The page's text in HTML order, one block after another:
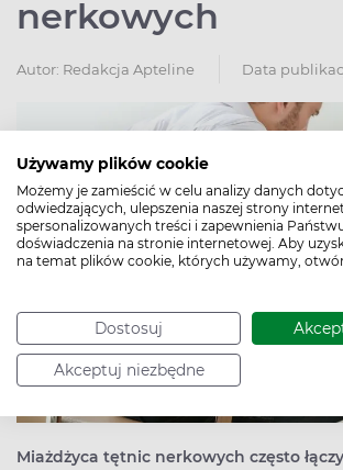
Używamy plików cookie
Możemy je zamieścić w celu analizy danych
odwiedzających, ulepszenia naszej strony
spersonalizowanych treści i zapewnienia
doświadczenia na stronie internetowej. Aby
na temat plików cookie, których używamy,
Dostosuj
Akceptuj niezbędne
nerkowych
Autor: Redakcja Apteline Data
Miażdżyca tętnic nerkowych często